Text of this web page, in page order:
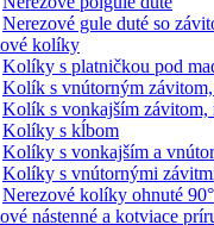
Nerezové gule duté so
kolíky
Kolíky s platničkou pod
Kolík s vnútorným závitom,
Kolík s vonkajším závitom,
Kolíky s kĺbom
Kolíky s vonkajším a
Kolíky s vnútornými
Nerezové kolíky ohnuté 90°
nástenné a kotviace